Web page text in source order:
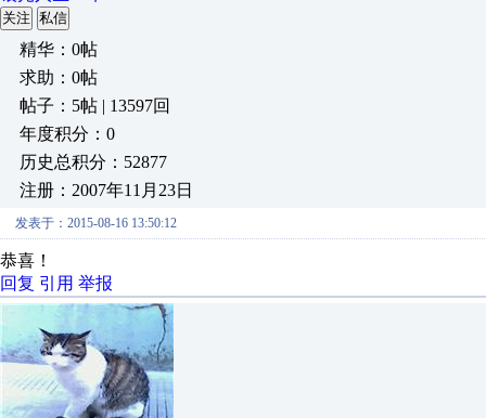
关注 私信
精华：0帖
求助：0帖
帖子：5帖 | 13597回
年度积分：0
历史总积分：52877
注册：2007年11月23日
发表于：2015-08-16 13:50:12
恭喜！
回复 引用 举报